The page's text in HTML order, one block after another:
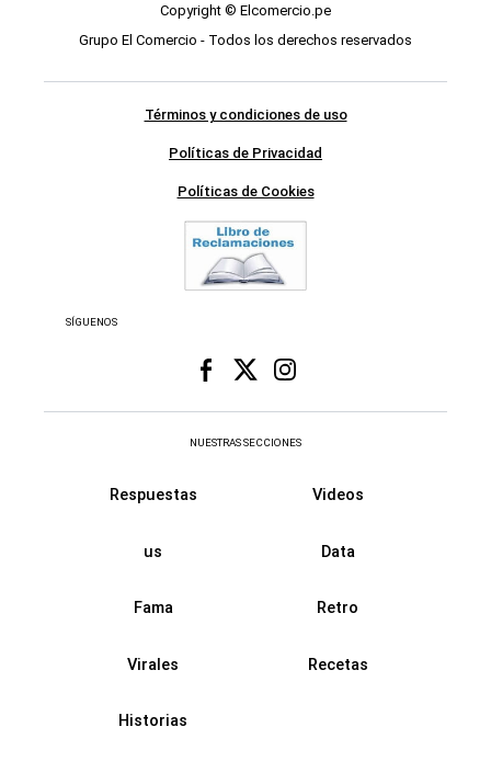
Copyright © Elcomercio.pe
Grupo El Comercio - Todos los derechos reservados
Términos y condiciones de uso
Políticas de Privacidad
Políticas de Cookies
SÍGUENOS
NUESTRAS SECCIONES
Respuestas Videos
us Data
Fama Retro
Virales Recetas
Historias